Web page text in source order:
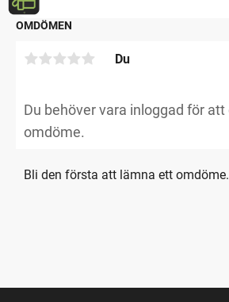
OMDÖMEN
Du
Bli den första att lämna ett omdöme.